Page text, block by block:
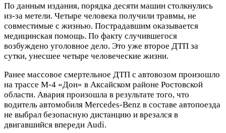
По данным издания, порядка десяти машин столкнулись
из-за метели. Четыре человека получили травмы, не
совместимые с жизнью. Пострадавшим оказывается
медицинская помощь. По факту случившегося
возбуждено уголовное дело. Это уже второе ДТП за
сутки, унесшее четыре человеческие жизни.
Ранее массовое смертельное ДТП с автовозом произошло
на трассе М-4 «Дон» в Аксайском районе Ростовской
области. Авария произошла в результате того, что
водитель автомобиля Mercedes-Benz в составе автопоезда
не выбрал безопасную дистанцию и врезался в
двигавшийся впереди Audi.